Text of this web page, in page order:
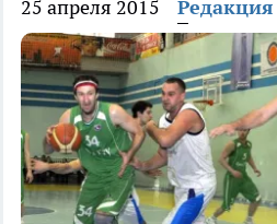
25 апреля 2015 Редакция